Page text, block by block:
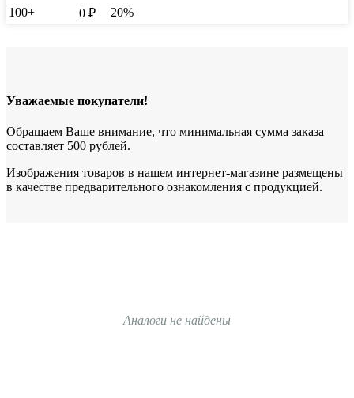
100+
0 ₽ 20%
Уважаемые покупатели!
Обращаем Ваше внимание, что минимальная сумма заказа
составляет 500 рублей.
Изображения товаров в нашем интернет-магазине размещены
в качестве предварительного ознакомления с продукцией.
Аналоги не найдены